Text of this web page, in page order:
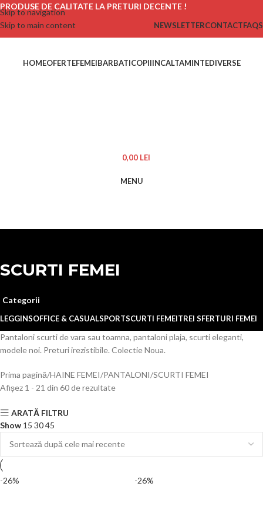
Skip to navigation
Skip to main content
PRODUSE DE CALITATE LA PRETURI DECENTE !
NEWSLETTERCONTACTFAQS
HOMEOFERTEFEMEIBARBATICOPIIINCALTAMINTEDIVERSE
0,00 LEI
MENU
SCURTI FEMEI
Categorii
LEGGINSOFFICE & CASUALSPORTSCURTI FEMEITREI SFERTURI FEMEI
Pantaloni scurti de vara sau toamna, pantaloni plaja, scurti eleganti,
modele noi. Preturi irezistibile. Colectie Noua.
Prima pagină HAINE FEMEI PANTALONI SCURTI FEMEI
Afișez 1 - 21 din 60 de rezultate
ARATĂ FILTRU
Show 15 3045
-26% -26%